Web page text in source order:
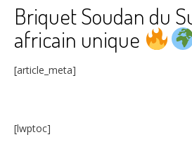
Briquet Soudan du
africain unique
[article_meta]
[lwptoc]